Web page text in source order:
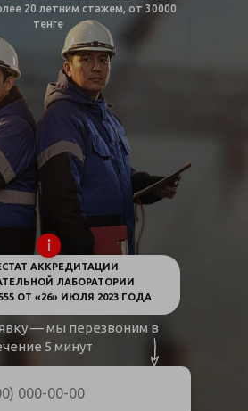
20 летним стажем, от 30000
тенге
АККРЕДИТАЦИИ
ЛАБОРАТОРИИ
ОТ «26» ИЮЛЯ 2023 ГОДА
— мы перезвоним в
5 минут